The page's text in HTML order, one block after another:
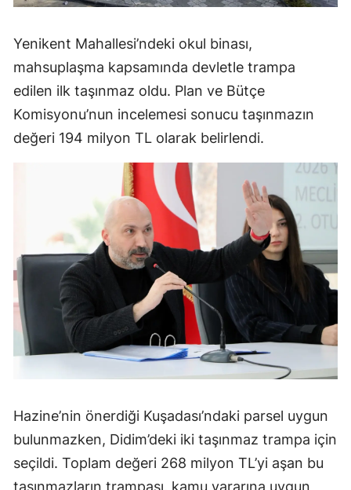
Yenikent Mahallesi’ndeki okul binası,
mahsuplaşma kapsamında devletle trampa
edilen ilk taşınmaz oldu. Plan ve Bütçe
Komisyonu’nun incelemesi sonucu taşınmazın
değeri 194 milyon TL olarak belirlendi.
Hazine’nin önerdiği Kuşadası’ndaki parsel uygun
bulunmazken, Didim’deki iki taşınmaz trampa için
seçildi. Toplam değeri 268 milyon TL’yi aşan bu
taşınmazların trampası, kamu yararına uygun